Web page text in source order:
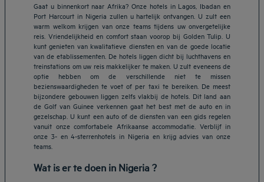
Gaat u binnenkort naar Afrika? Onze hotels in Lagos, Ibadan en
Port Harcourt in Nigeria zullen u hartelijk ontvangen. U zult een
warm welkom krijgen van onze teams tijdens uw onvergetelijke
reis. Vriendelijkheid en comfort staan voorop bij Golden Tulip. U
kunt genieten van kwalitatieve diensten en van de goede locatie
van de etablissementen. De hotels liggen dicht bij luchthavens en
treinstations om uw reis makkelijker te maken. U zult eveneens de
optie hebben om de verschillende niet te missen
bezienswaardigheden te voet of per taxi te bereiken. De meest
bijzondere gebouwen liggen zelfs vlakbij de hotels. Dit land aan
de Golf van Guinee verkennen gaat het best met de auto en in
gezelschap. U kunt een auto of de diensten van een gids regelen
vanuit onze comfortabele Afrikaanse accommodatie. Verblijf in
onze 3- en 4-sterrenhotels in Nigeria en krijg advies van onze
teams.
Wat is er te doen in Nigeria ?